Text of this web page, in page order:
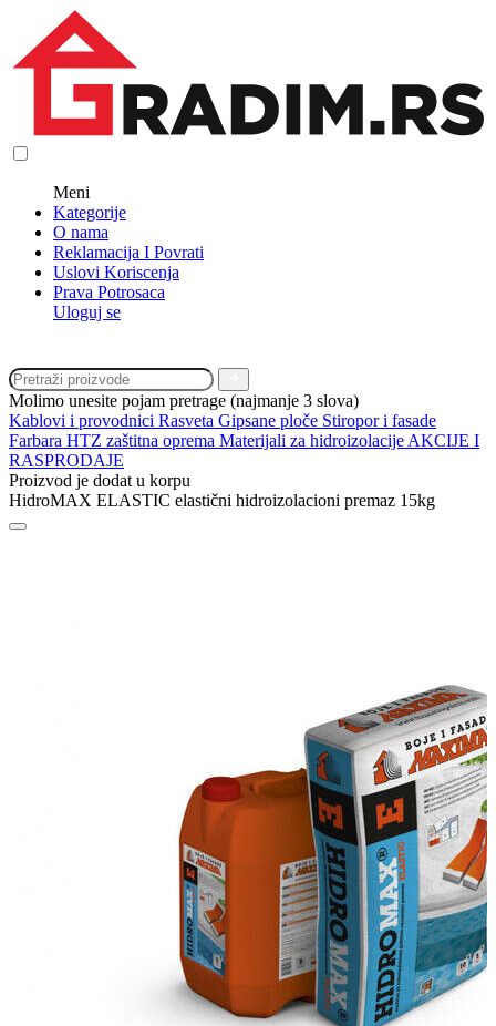
Meni
Kategorije
O nama
Reklamacija I Povrati
Uslovi Koriscenja
Prava Potrosaca
Uloguj se
Molimo unesite pojam pretrage (najmanje 3 slova)
Kablovi i provodnici Rasveta Gipsane ploče Stiropor i fasade
Farbara HTZ zaštitna oprema Materijali za hidroizolacije AKCIJE I
RASPRODAJE
Proizvod je dodat u korpu
HidroMAX ELASTIC elastični hidroizolacioni premaz 15kg